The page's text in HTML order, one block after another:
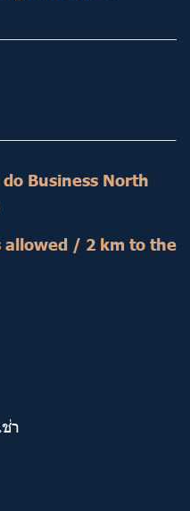
Business North
allowed / 2 km to the
า